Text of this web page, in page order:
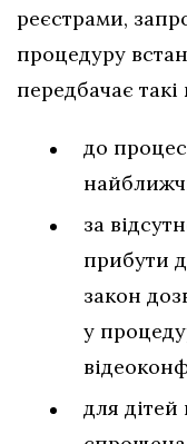
реєстрами,
процедуру
передбачає такі
до
за
прибути
закон
у
для дітей